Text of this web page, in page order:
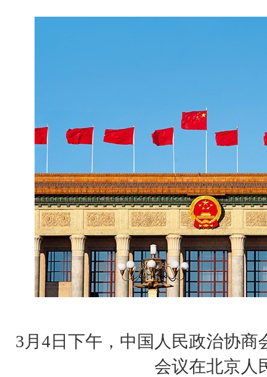
3月4日下午，中国人民政治协
会议在北京人